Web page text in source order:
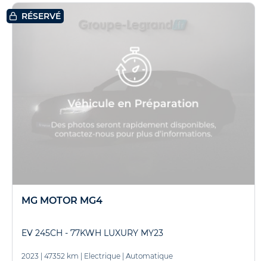
RÉSERVÉ
MG MOTOR MG4
EV 245CH - 77KWH LUXURY MY23
2023 | 47352 km | Electrique | Automatique